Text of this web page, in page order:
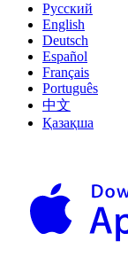
Русский
English
Deutsch
Español
Français
Português
中文
Қазақша